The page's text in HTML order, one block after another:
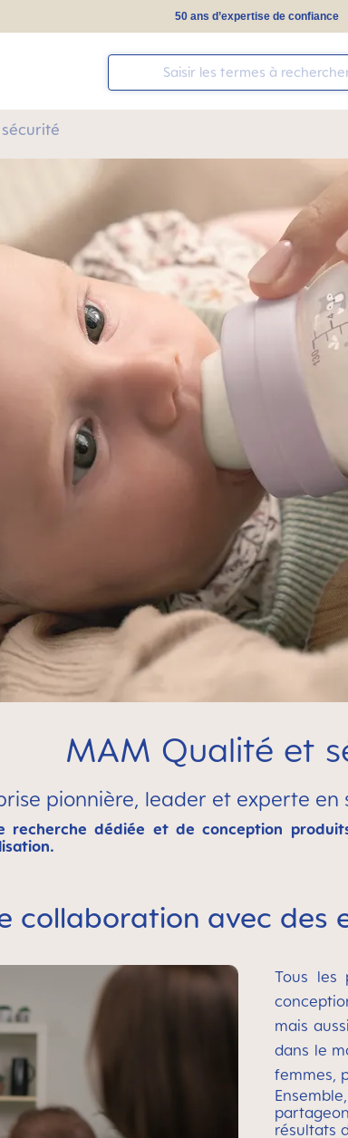
50 ans d’expertise de confiance
MAM Qualité et
pionnière, leader et experte en
dédiée et de conception
collaboration avec des
Tous les
mais
dans le
femmes,
résultats